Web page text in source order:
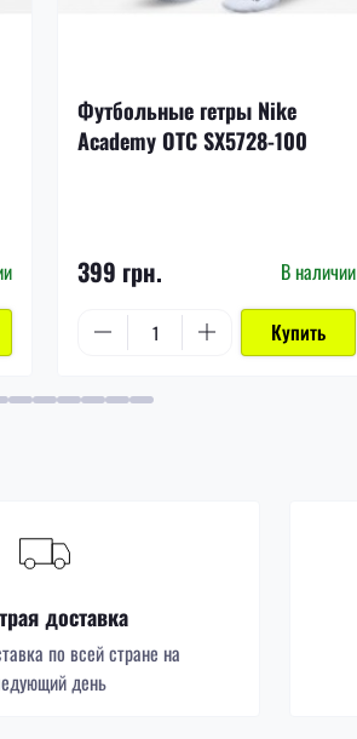
Футбольные гетры Nike
Academy OTC SX5728-100
399 грн. В наличии
Купить
доставка
по всей стране на
день